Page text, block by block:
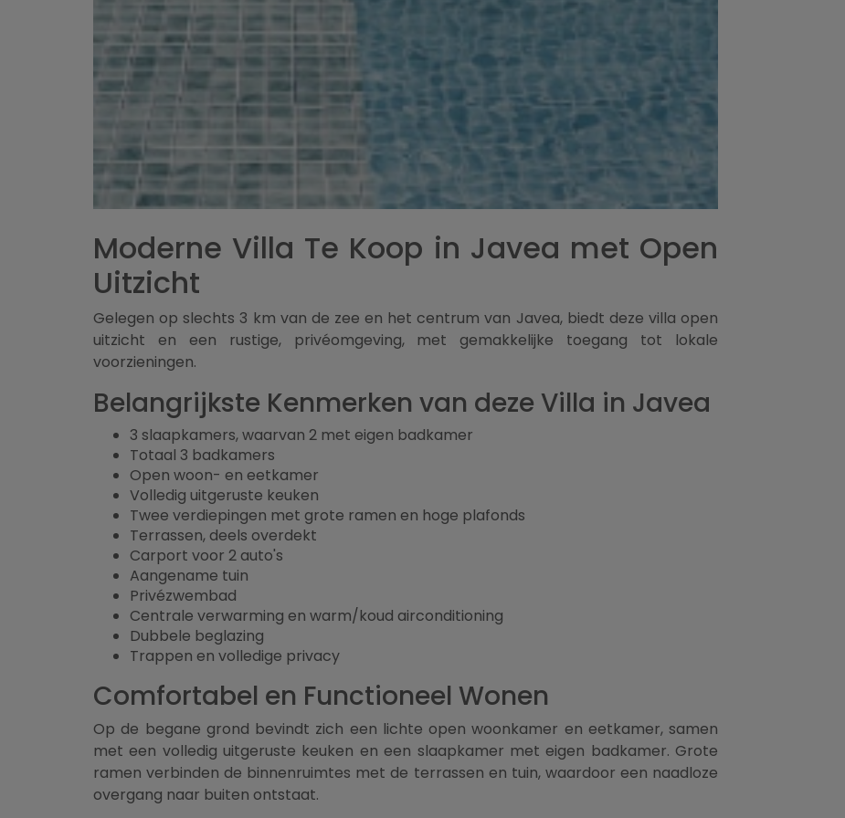
Moderne Villa Te Koop in Javea met Open
Uitzicht
Gelegen op slechts 3 km van de zee en het centrum van Javea, biedt deze villa open
uitzicht en een rustige, privéomgeving, met gemakkelijke toegang tot lokale
voorzieningen.
Belangrijkste Kenmerken van deze Villa in Javea
3 slaapkamers, waarvan 2 met eigen badkamer
Totaal 3 badkamers
Open woon- en eetkamer
Volledig uitgeruste keuken
Twee verdiepingen met grote ramen en hoge plafonds
Terrassen, deels overdekt
Carport voor 2 auto's
Aangename tuin
Privézwembad
Centrale verwarming en warm/koud airconditioning
Dubbele beglazing
Trappen en volledige privacy
Comfortabel en Functioneel Wonen
Op de begane grond bevindt zich een lichte open woonkamer en eetkamer, samen
met een volledig uitgeruste keuken en een slaapkamer met eigen badkamer. Grote
ramen verbinden de binnenruimtes met de terrassen en tuin, waardoor een naadloze
overgang naar buiten ontstaat.